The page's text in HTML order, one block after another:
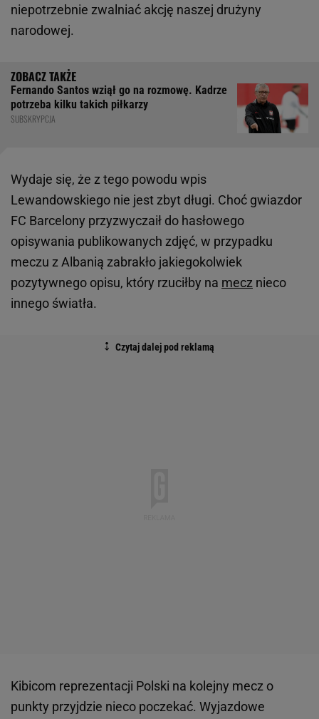
niepotrzebnie zwalniać akcję naszej drużyny
narodowej.
Fernando Santos wziął go na rozmowę. Kadrze
potrzeba kilku takich piłkarzy
SUBSKRYPCJA
Wydaje się, że z tego powodu wpis
Lewandowskiego nie jest zbyt długi. Choć gwiazdor
FC Barcelony przyzwyczaił do hasłowego
opisywania publikowanych zdjęć, w przypadku
meczu z Albanią zabrakło jakiegokolwiek
pozytywnego opisu, który rzuciłby na mecz nieco
innego światła.
Kibicom reprezentacji Polski na kolejny mecz o
punkty przyjdzie nieco poczekać. Wyjazdowe